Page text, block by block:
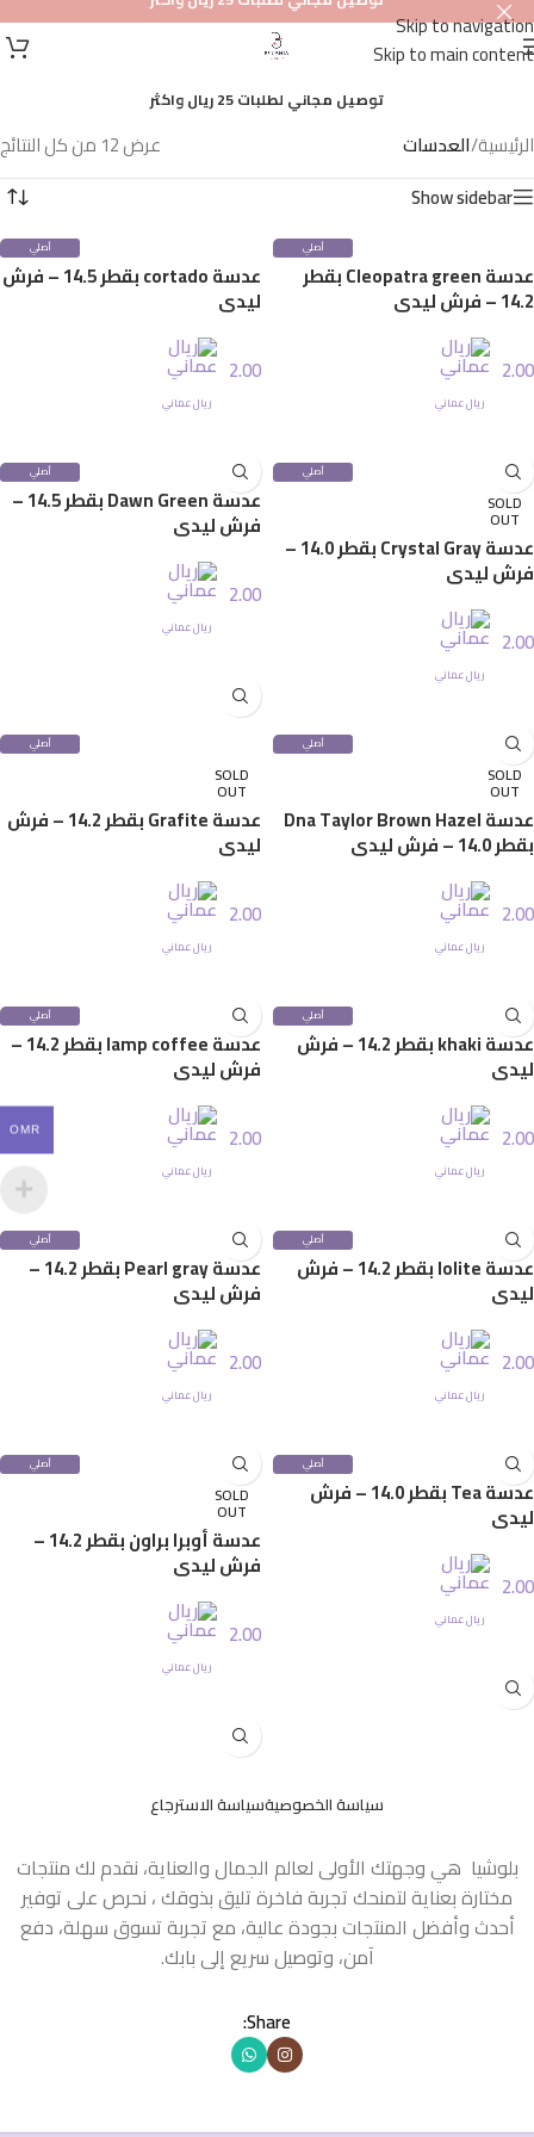
Skip to navigation
Skip to main content
توصيل مجاني لطلبات 25 ريال واكثر
الرئيسية/العدسات
عرض ⁦12⁩ من كل النتائج
Show sidebar
أصلي
100%
عدسة Cleopatra green بقطر
14.2 – فرش ليدي
2.00
ريال عماني
أصلي
100%
عدسة cortado بقطر 14.5 – فرش
ليدي
2.00
ريال عماني
أصلي
SOLD
OUT
عدسة Crystal Gray بقطر 14.0 –
فرش ليدي
2.00
ريال عماني
أصلي
100%
عدسة Dawn Green بقطر 14.5 –
فرش ليدي
2.00
ريال عماني
أصلي
SOLD
OUT
عدسة Dna Taylor Brown Hazel
بقطر 14.0 – فرش ليدي
2.00
ريال عماني
أصلي
SOLD
OUT
عدسة Grafite بقطر 14.2 – فرش
ليدي
2.00
ريال عماني
أصلي
100%
عدسة khaki بقطر 14.2 – فرش
ليدي
2.00
ريال عماني
أصلي
100%
عدسة lamp coffee بقطر 14.2 –
فرش ليدي
2.00
ريال عماني
أصلي
100%
عدسة lolite بقطر 14.2 – فرش
ليدي
2.00
ريال عماني
أصلي
100% عدسة Pearl gray بقطر 14.2 –
فرش ليدي
2.00
ريال عماني
أصلي
100%
عدسة Tea بقطر 14.0 – فرش
ليدي
2.00
ريال عماني
أصلي
SOLD
OUT
عدسة أوبرا براون بقطر 14.2 –
فرش ليدي
2.00
ريال عماني
سياسة الخصوصيةسياسة الاسترجاع
بلوشيا هي وجهتك الأولى لعالم الجمال والعناية، نقدم لك منتجات
مختارة بعناية لتمنحك تجربة فاخرة تليق بذوقك ، نحرص على توفير
أحدث وأفضل المنتجات بجودة عالية، مع تجربة تسوق سهلة، دفع
آمن، وتوصيل سريع إلى بابك.
Share:
OMR